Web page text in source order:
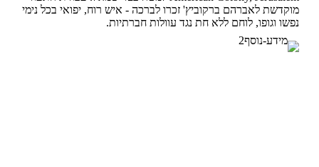
מוקדשת לאברהם ברקוביץ' זכרו לברכה - איש רוח, יפואי בכל נימי
נפשו וגופו, לוחם ללא חת נגד עוולות חברתיות.